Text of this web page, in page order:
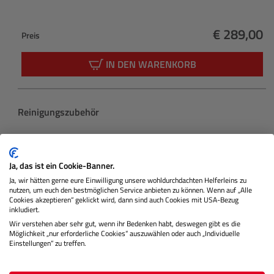
Preis
Regulärer
€ 289,00
IN DEN WARENKORB
Produktgalerie überspringen
Reinigungszubehör
Ja, das ist ein Cookie-Banner.
Ja, wir hätten gerne eure Einwilligung unsere wohldurchdachten Helferleins zu
nutzen, um euch den bestmöglichen Service anbieten zu können. Wenn auf „Alle
Cookies akzeptieren“ geklickt wird, dann sind auch Cookies mit USA-Bezug
inkludiert.
Wir verstehen aber sehr gut, wenn ihr Bedenken habt, deswegen gibt es die
Möglichkeit „nur erforderliche Cookies“ auszuwählen oder auch „Individuelle
Einstellungen“ zu treffen.